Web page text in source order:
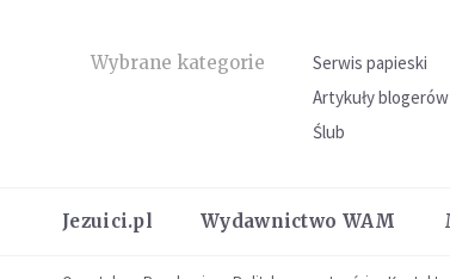
Wybrane kategorie Serwis papieski
Artykuły blogerów
Ślub
Jezuici.pl Wydawnictwo WAM